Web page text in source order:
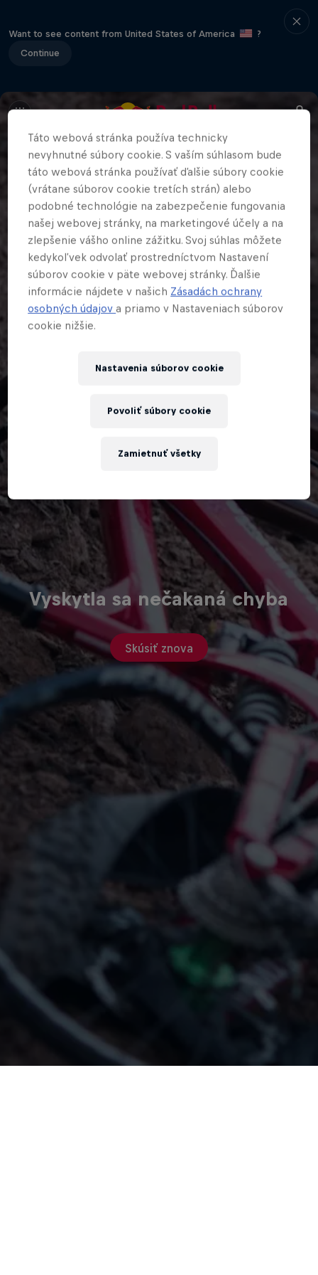
Want to see content from United States of America
?
Continue
Vyskytla sa nečakaná chyba
Skúsiť znova
Táto webová stránka používa technicky
nevyhnutné súbory cookie. S vaším súhlasom bude
táto webová stránka používať ďalšie súbory cookie
(vrátane súborov cookie tretích strán) alebo
podobné technológie na zabezpečenie fungovania
našej webovej stránky, na marketingové účely a na
zlepšenie vášho online zážitku. Svoj súhlas môžete
kedykoľvek odvolať prostredníctvom Nastavení
súborov cookie v päte webovej stránky. Ďalšie
informácie nájdete v našich Zásadách ochrany
osobných údajova priamo v Nastaveniach súborov
cookie nižšie.
Nastavenia súborov cookie
Zamietnuť všetky
Povoliť súbory cookie